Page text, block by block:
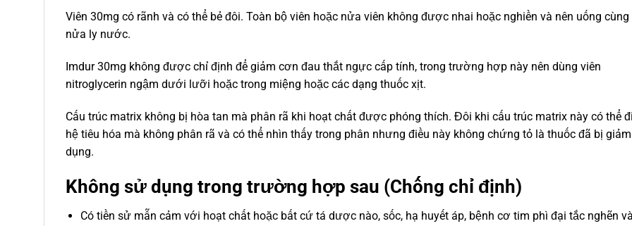
Viên 30mg có rãnh và có thể bẻ đôi. Toàn bộ viên hoặc nửa viên không được nhai hoặc nghiền và nên uống
nửa ly nước.
Imdur 30mg không được chỉ định để giảm cơn đau thắt ngực cấp tính, trong trường hợp này nên dùng viên
nitroglycerin ngậm dưới lưỡi hoặc trong miệng hoặc các dạng thuốc xịt.
Cấu trúc matrix không bị hòa tan mà phân rã khi hoạt chất được phóng thích. Đôi khi cấu trúc matrix này có thể
hệ tiêu hóa mà không phân rã và có thể nhìn thấy trong phân nhưng điều này không chứng tỏ là thuốc đã bị
dụng.
Không sử dụng trong trường hợp sau (Chống chỉ định)
Có tiền sử mẫn cảm với hoạt chất hoặc bất cứ tá dược nào, sốc, hạ huyết áp, bệnh cơ tim phì đại tắc nghẽn